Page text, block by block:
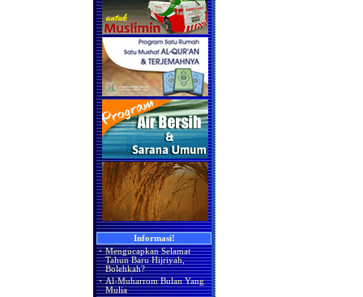
Informasi!
· Mengucapkan Selamat
Tahun Baru Hijriyah,
Bolehkah?
· Al-Muharrom Bulan Yang
Mulia